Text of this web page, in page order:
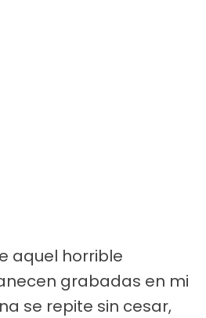
aquel horrible
grabadas en mi
se repite sin cesar,